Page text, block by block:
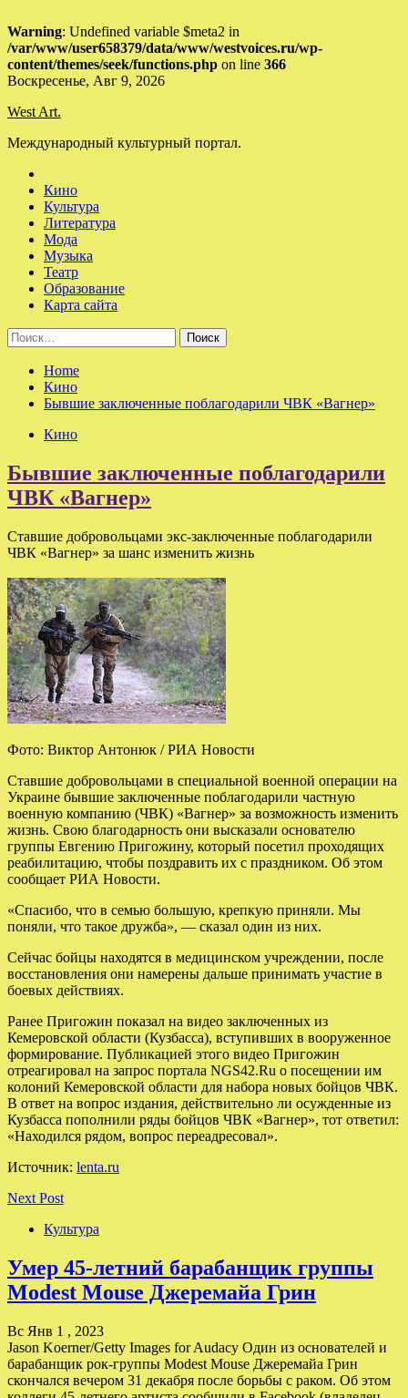
Warning: Undefined variable $meta2 in
/var/www/user658379/data/www/westvoices.ru/wp-
content/themes/seek/functions.php on line 366
Skip
content
Воскресенье, Авг 9, 2026
West Art.
Международный культурный портал.
Кино
Культура
Литература
Мода
Музыка
Театр
Образование
Карта сайта
Найти:
Home
Кино
Бывшие заключенные поблагодарили ЧВК «Вагнер»
Кино
Бывшие заключенные поблагодарили
ЧВК «Вагнер»
Ставшие добровольцами экс-заключенные поблагодарили
ЧВК «Вагнер» за шанс изменить жизнь
Фото: Виктор Антонюк / РИА Новости
Ставшие добровольцами в специальной военной операции на
Украине бывшие заключенные поблагодарили частную
военную компанию (ЧВК) «Вагнер» за возможность изменить
жизнь. Свою благодарность они высказали основателю
группы Евгению Пригожину, который посетил проходящих
реабилитацию, чтобы поздравить их с праздником. Об этом
сообщает РИА Новости.
«Спасибо, что в семью большую, крепкую приняли. Мы
поняли, что такое дружба», — сказал один из них.
Сейчас бойцы находятся в медицинском учреждении, после
восстановления они намерены дальше принимать участие в
боевых действиях.
Ранее Пригожин показал на видео заключенных из
Кемеровской области (Кузбасса), вступивших в вооруженное
формирование. Публикацией этого видео Пригожин
отреагировал на запрос портала NGS42.Ru о посещении им
колоний Кемеровской области для набора новых бойцов ЧВК.
В ответ на вопрос издания, действительно ли осужденные из
Кузбасса пополнили ряды бойцов ЧВК «Вагнер», тот ответил:
«Находился рядом, вопрос переадресовал».
Источник: lenta.ru
Next Post
Культура
Умер 45-летний барабанщик группы
Modest Mouse Джеремайа Грин
Вс Янв 1 , 2023
Jason Koerner/Getty Images for Audacy Один из основателей и
барабанщик рок-группы Modest Mouse Джеремайа Грин
скончался вечером 31 декабря после борьбы с раком. Об этом